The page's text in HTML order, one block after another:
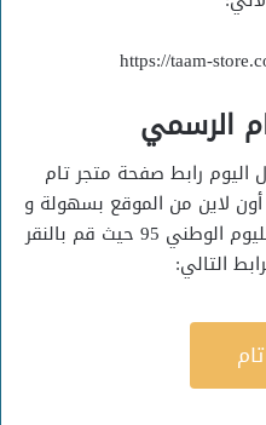
https://taam-
الرسمي
رابط صفحة متجر تام
لاين من الموقع بسهولة و
تنتهز فرصة تخفيضات متجر تام لليوم الوطني 95 حيث قم بالنقر
التالي: